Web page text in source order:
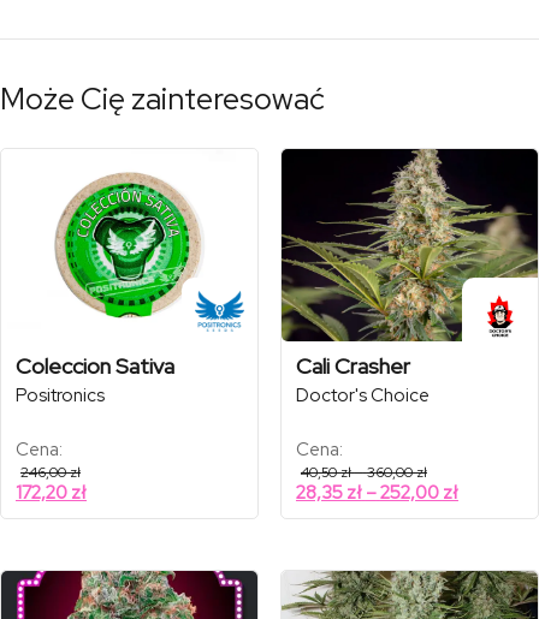
Może Cię zainteresować
Coleccion Sativa
Positronics
Cena:
246,00zł
172,20 zł
Cali Crasher
Doctor's Choice
Cena:
40,50zł–360,00złZakres
cen:
od
40,50 zł
28,35 zł –252,00 złZakres
cen:
do
252,00 zł